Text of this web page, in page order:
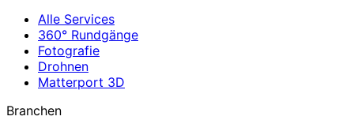
Alle Services
360° Rundgänge
Fotografie
Drohnen
Matterport 3D
Branchen